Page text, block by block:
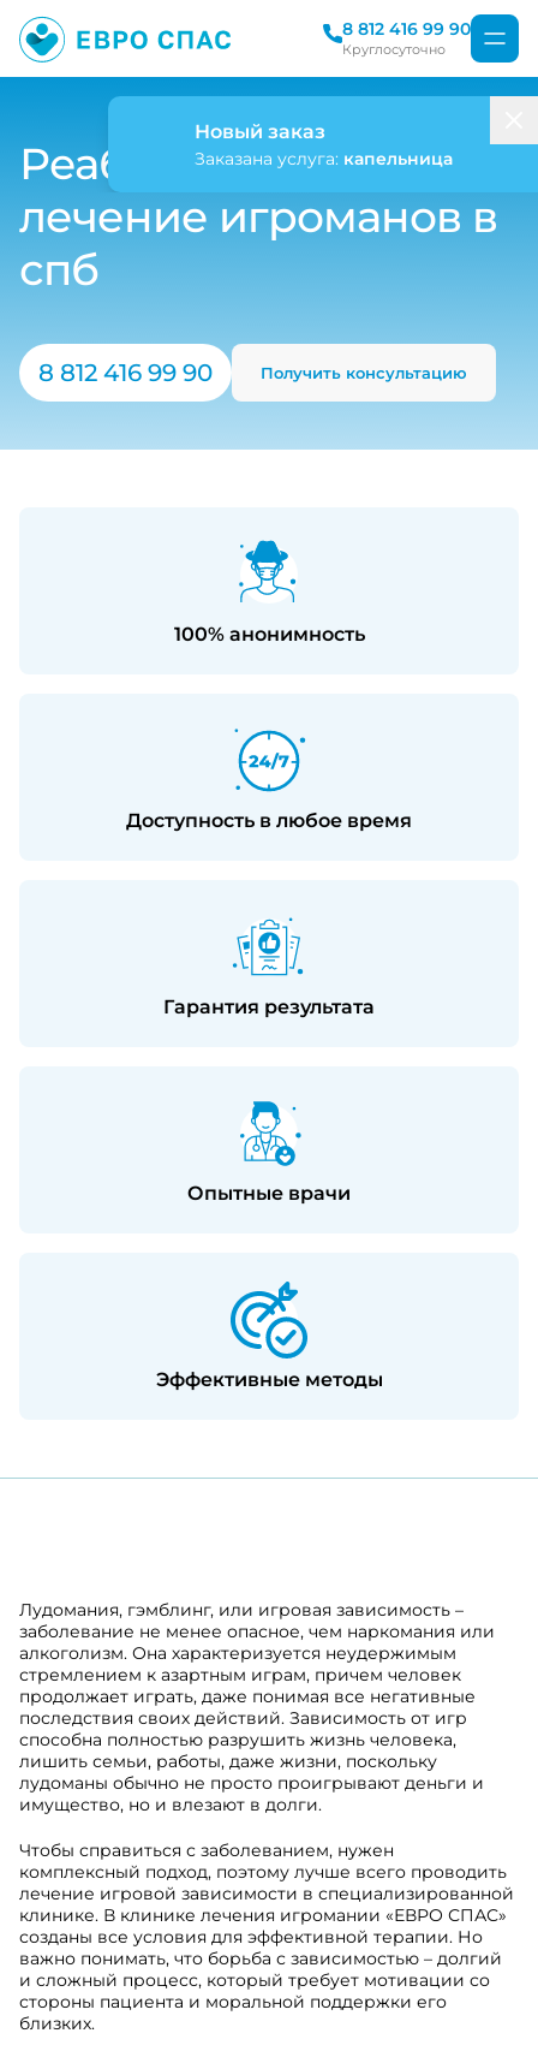
8 812 416 99 90
Круглосуточно
Реабилитация и
лечение игроманов в
спб
8 812 416 99 90 Получить консультацию
100% анонимность
Доступность в любое время
Гарантия результата
Опытные врачи
Эффективные методы
Лудомания, гэмблинг, или игровая зависимость –
заболевание не менее опасное, чем наркомания или
алкоголизм. Она характеризуется неудержимым
стремлением к азартным играм, причем человек
продолжает играть, даже понимая все негативные
последствия своих действий. Зависимость от игр
способна полностью разрушить жизнь человека,
лишить семьи, работы, даже жизни, поскольку
лудоманы обычно не просто проигрывают деньги и
имущество, но и влезают в долги.
Чтобы справиться с заболеванием, нужен
комплексный подход, поэтому лучше всего проводить
лечение игровой зависимости в специализированной
клинике. В клинике лечения игромании «ЕВРО СПАС»
созданы все условия для эффективной терапии. Но
важно понимать, что борьба с зависимостью – долгий
и сложный процесс, который требует мотивации со
стороны пациента и моральной поддержки его
близких.
Новый заказ
Заказана услуга: капельница